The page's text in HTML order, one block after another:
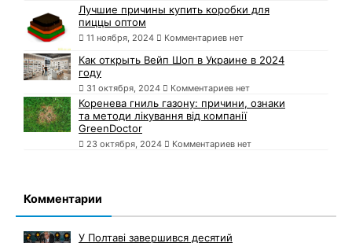
Лучшие причины купить коробки для
пиццы оптом
11 ноября, 2024 Комментариев нет
Как открыть Вейп Шоп в Украине в 2024
году
31 октября, 2024 Комментариев нет
Коренева гниль газону: причини, ознаки
та методи лікування від компанії
GreenDoctor
23 октября, 2024 Комментариев нет
Комментарии
У Полтаві завершився десятий